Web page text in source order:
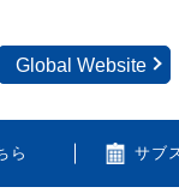
ら サブ
Global Website